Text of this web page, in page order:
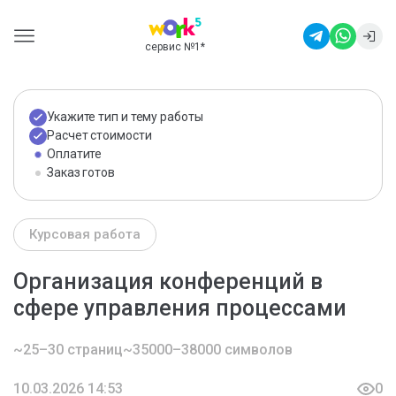
сервис №1 *
Укажите тип и тему работы
Расчет стоимости
Оплатите
Заказ готов
Курсовая работа
Организация конференций в
сфере управления процессами
~25–30 страниц~35000–38000 символов
10.03.2026 14:53 0